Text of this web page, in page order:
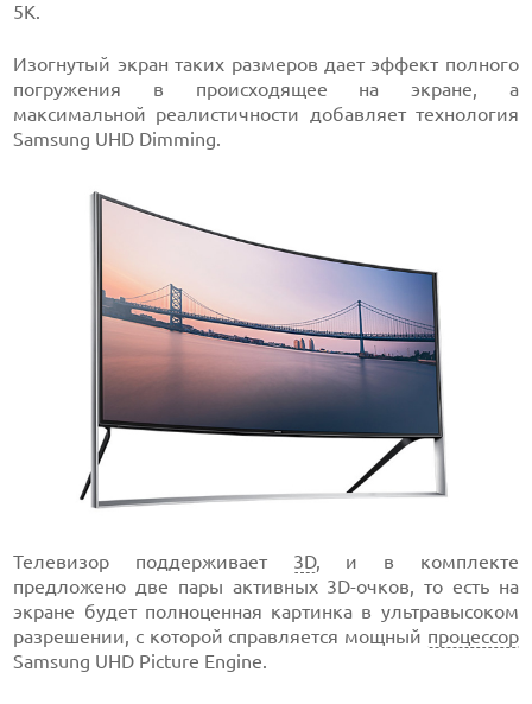
5К.
Изогнутый экран таких размеров дает эффект полного
погружения в происходящее на экране, а
максимальной реалистичности добавляет технология
Samsung UHD Dimming.
Телевизор поддерживает 3D, и в комплекте
предложено две пары активных 3D-очков, то есть на
экране будет полноценная картинка в ультравысоком
разрешении, с которой справляется мощный процессор
Samsung UHD Picture Engine.